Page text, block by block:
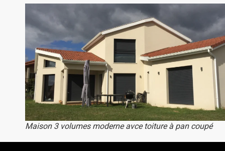
Maison 3 volumes moderne avce toiture à pan coupé